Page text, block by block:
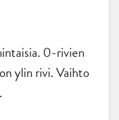
0-rivien
ylin rivi. Vaihto